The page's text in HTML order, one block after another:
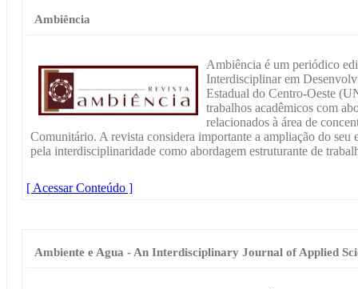
Ambiência
Ambiência é um periódico
Interdisciplinar em
Estadual do Centro-Oeste
trabalhos acadêmicos com
relacionados à área de
Comunitário. A revista considera importante a ampliação do seu
pela interdisciplinaridade como abordagem estruturante de
[ Acessar Conteúdo ]
Ambiente e Agua - An Interdisciplinary Journal of Applied